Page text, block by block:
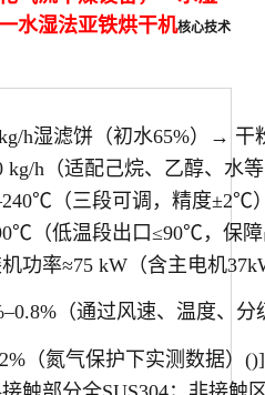
水湿法亚铁烘干机核心技术
h湿滤饼（初水65%）→ 干
kg/h（适配己烷、乙醇、水
（三段可调，精度±2℃
（低温段出口≤90℃，保
功率≈75 kW（含主电机
（通过风速、温度、
（氮气保护下实测数据）()]